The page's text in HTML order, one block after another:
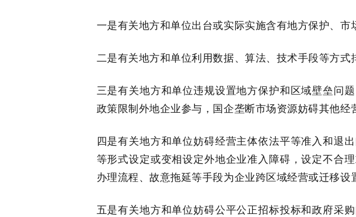
一是有关地方和单位出台或实际实施含有地方保护、
二是有关地方和单位利用数据、算法、技术手段等方式
三是有关地方和单位违规设置地方保护和区域壁垒问
政策限制外地企业参与，国企垄断市场资源妨碍其他经
四是有关地方和单位妨碍经营主体依法平等准入和退
等形式设定或变相设定外地企业准入障碍，设定不合
办理流程、故意拖延等手段为企业跨区域经营或迁移设
五是有关地方和单位妨碍公平公正招标投标和政府采